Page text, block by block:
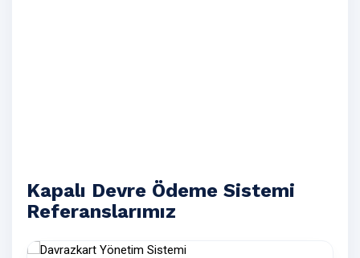
Kapalı Devre Ödeme Sistemi
Referanslarımız